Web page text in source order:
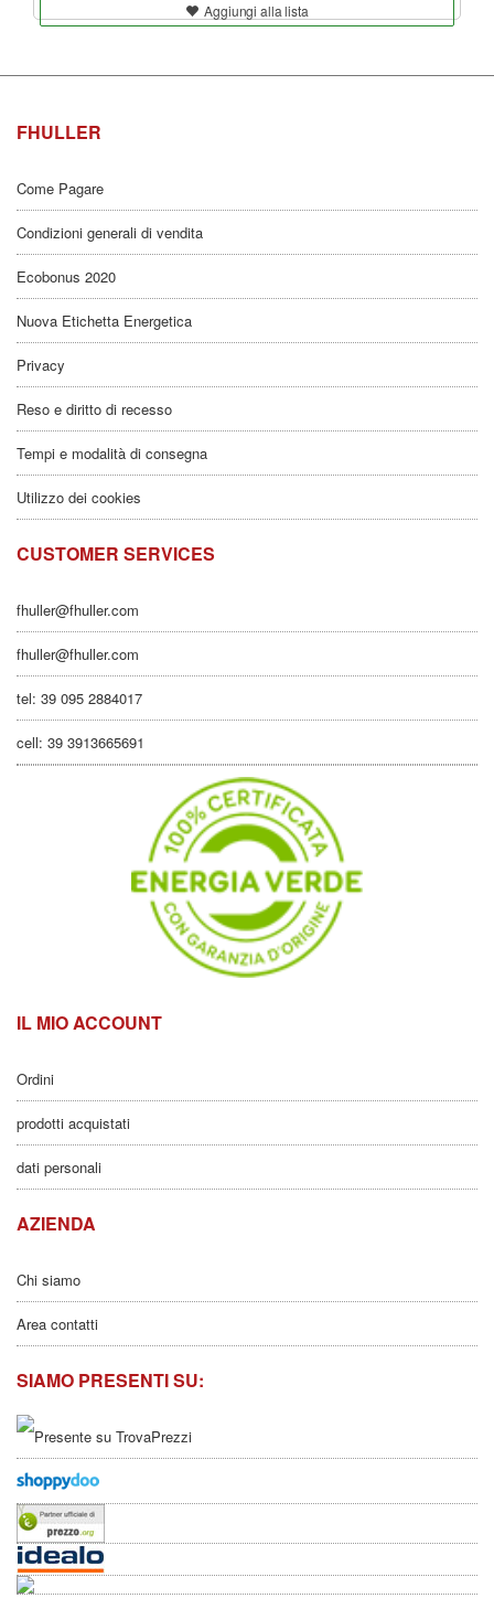
Aggiungi alla lista
FHULLER
Come Pagare
Condizioni generali di vendita
Ecobonus 2020
Nuova Etichetta Energetica
Privacy
Reso e diritto di recesso
Tempi e modalità di consegna
Utilizzo dei cookies
CUSTOMER SERVICES
fhuller@fhuller.com
fhuller@fhuller.com
tel: 39 095 2884017
cell: 39 3913665691
IL MIO ACCOUNT
Ordini
prodotti acquistati
dati personali
AZIENDA
Chi siamo
Area contatti
SIAMO PRESENTI SU: